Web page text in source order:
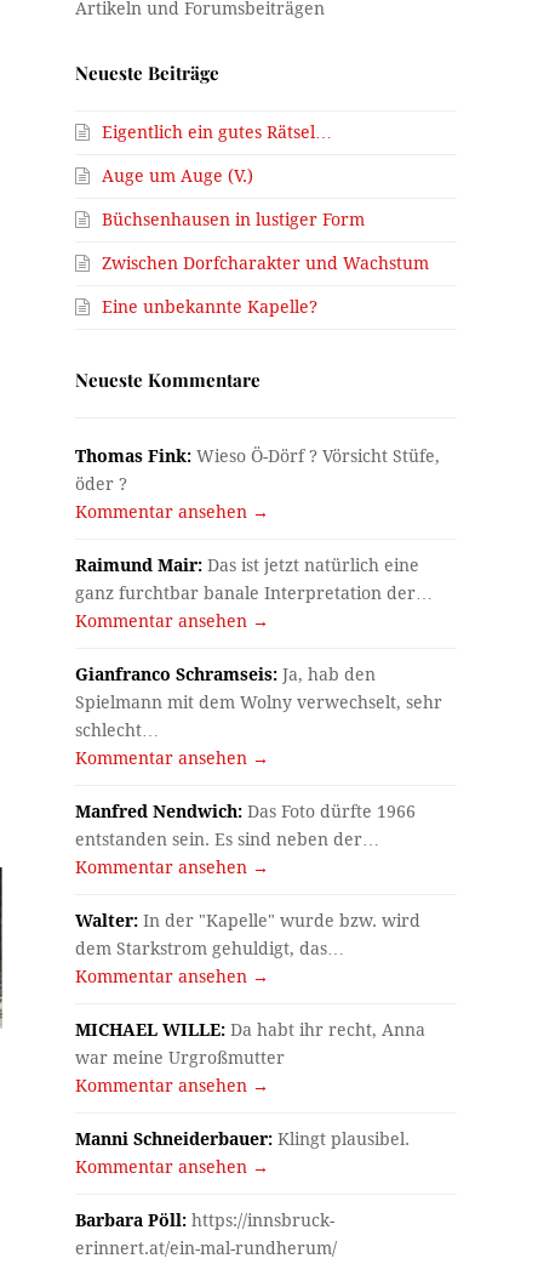
Neueste Beiträge
Eigentlich ein gutes Rätsel…
Auge um Auge (V.)
Büchsenhausen in lustiger Form
Zwischen Dorfcharakter und Wachstum
Eine unbekannte Kapelle?
Neueste Kommentare
Thomas Fink: Wieso Ö-Dörf ? Vörsicht Stüfe,
öder ?
Kommentar ansehen →
Raimund Mair: Das ist jetzt natürlich eine
ganz furchtbar banale Interpretation der…
Kommentar ansehen →
Gianfranco Schramseis: Ja, hab den
Spielmann mit dem Wolny verwechselt, sehr
schlecht…
Kommentar ansehen →
Manfred Nendwich: Das Foto dürfte 1966
entstanden sein. Es sind neben der…
Kommentar ansehen →
Walter: In der "Kapelle" wurde bzw. wird
dem Starkstrom gehuldigt, das…
Kommentar ansehen →
MICHAEL WILLE: Da habt ihr recht, Anna
war meine Urgroßmutter
Kommentar ansehen →
Manni Schneiderbauer: Klingt plausibel.
Kommentar ansehen →
Barbara Pöll: https://innsbruck-
erinnert.at/ein-mal-rundherum/